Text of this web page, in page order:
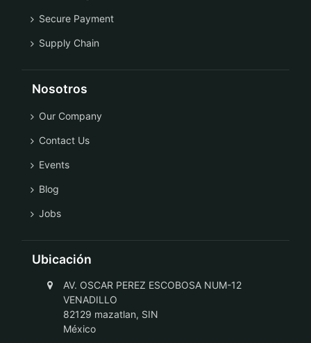
Secure Payment
Supply Chain
Nosotros
Our Company
Contact Us
Events
Blog
Jobs
Ubicación
AV. OSCAR PEREZ ESCOBOSA NUM-12
VENADILLO
82129 mazatlan, SIN
México